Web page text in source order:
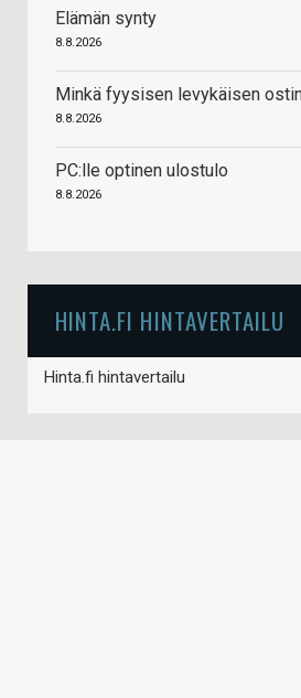
Elämän synty
8.8.2026
Minkä fyysisen levykäisen
8.8.2026
PC:lle optinen ulostulo
8.8.2026
HINTA.FI HINTAVERTAILU
Hinta.fi hintavertailu